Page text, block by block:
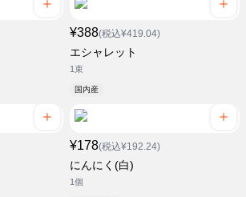
¥388(税込¥419.04)
エシャレット
1束
国内産
¥178(税込¥192.24)
にんにく(白)
1個